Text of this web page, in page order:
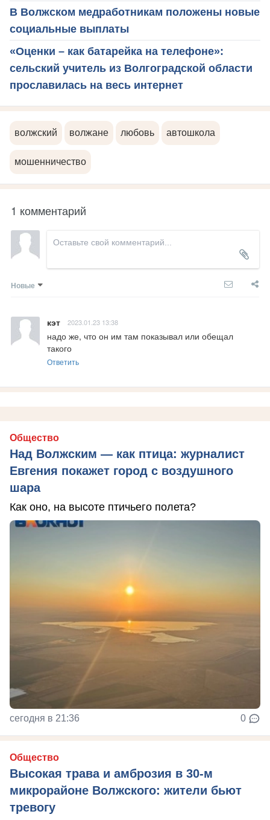
В Волжском медработникам положены новые
социальные выплаты
«Оценки – как батарейка на телефоне»:
сельский учитель из Волгоградской области
прославилась на весь интернет
волжский волжане любовь автошкола
мошенничество
1 комментарий
Новые
кэт 2023.01.23 13:38
надо же, что он им там показывал или обещал
такого
Ответить
Общество
Над Волжским — как птица: журналист
Евгения покажет город с воздушного
шара
Как оно, на высоте птичьего полета?
сегодня в 21:36 0
Общество
Высокая трава и амброзия в 30‑м
микрорайоне Волжского: жители бьют
тревогу